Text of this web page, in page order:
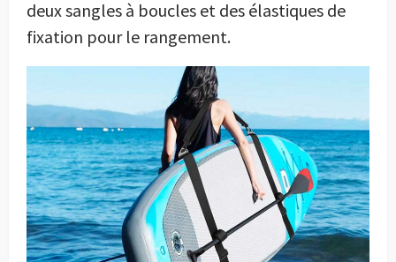
deux sangles à boucles et des élastiques de
fixation pour le rangement.